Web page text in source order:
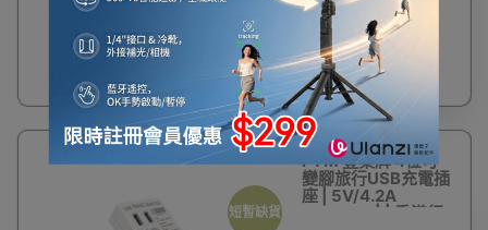
$288
短暫缺貨
FYM 豊葉牌 4位可
變腳旅行USB充電插
座 | 5V/4.2A
4200mA | | 香港行